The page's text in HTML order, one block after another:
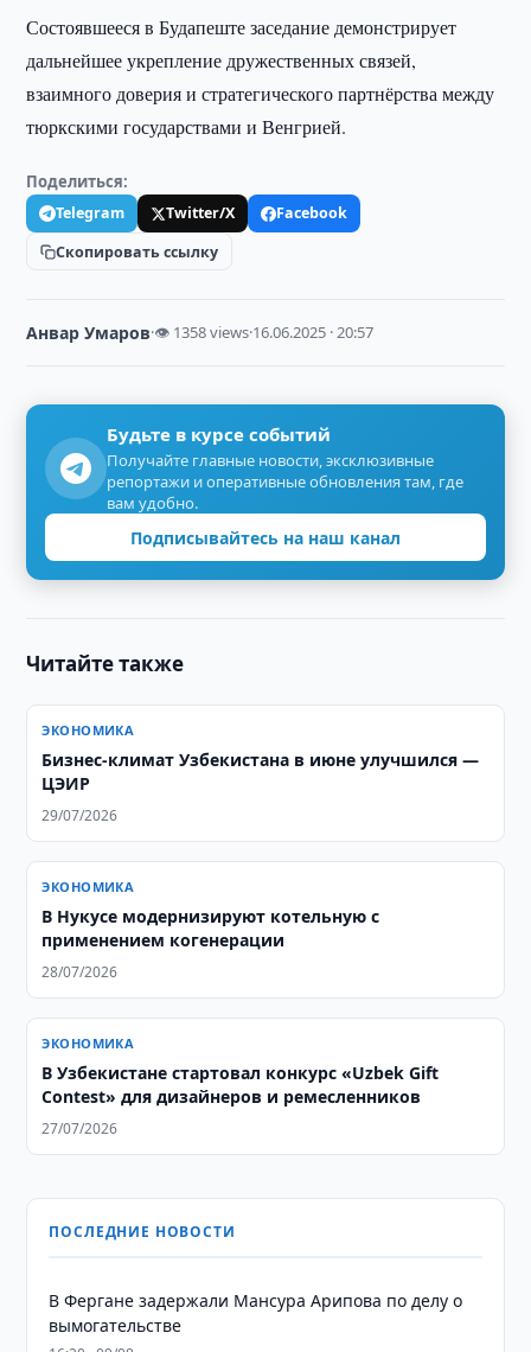
Состоявшееся в Будапеште заседание демонстрирует
дальнейшее укрепление дружественных связей,
взаимного доверия и стратегического партнёрства между
тюркскими государствами и Венгрией.
Поделиться:
Telegram Twitter/X
Facebook
Скопировать ссылку
Анвар Умаров·👁 1358 views·16.06.2025 · 20:57
Будьте в курсе событий
Получайте главные новости, эксклюзивные
репортажи и оперативные обновления там, где
вам удобно.
Подписывайтесь на наш канал
Читайте также
ЭКОНОМИКА
Бизнес-климат Узбекистана в июне улучшился —
ЦЭИР
29/07/2026
ЭКОНОМИКА
В Нукусе модернизируют котельную с
применением когенерации
28/07/2026
ЭКОНОМИКА
В Узбекистане стартовал конкурс «Uzbek Gift
Contest» для дизайнеров и ремесленников
27/07/2026
ПОСЛЕДНИЕ НОВОСТИ
В Фергане задержали Мансура Арипова по делу о
вымогательстве